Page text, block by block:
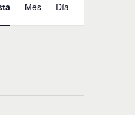
a
v
Mes Día